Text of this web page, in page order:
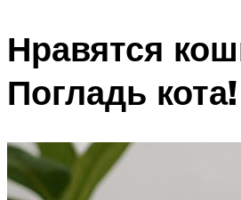
Нравятся
Погладь кота!